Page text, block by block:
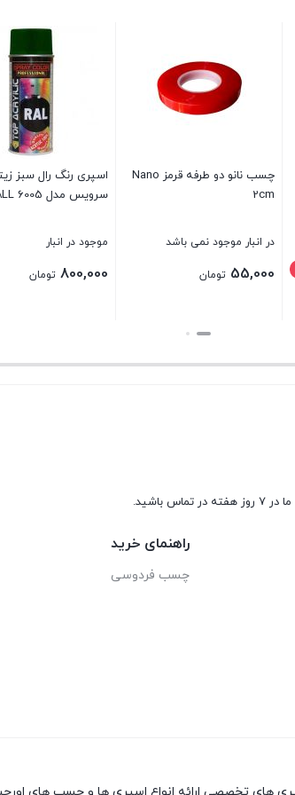
چسب نانو دو طرفه قرمز Nano
2cm
در انبار موجود نمی باشد
55,000 تومان
اسپری رنگ رال سبز
سرویس مدل RALL 6005
موجود در انبار
800,000 تومان
راهنمای خرید
چسب فردوسی